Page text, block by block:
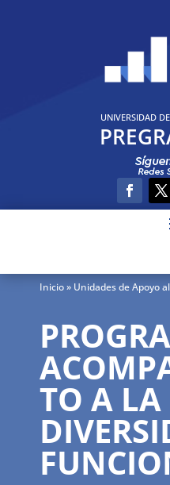
UNIVERSIDAD
Inicio» Unidades de Apoyo
TO A LA